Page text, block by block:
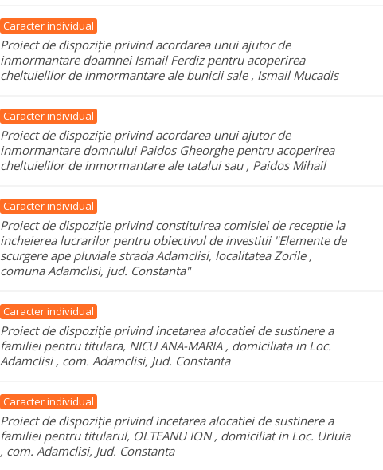
Caracter individual
Proiect de dispoziție privind acordarea unui ajutor de
inmormantare doamnei Ismail Ferdiz pentru acoperirea
cheltuielilor de inmormantare ale bunicii sale , Ismail Mucadis
Caracter individual
Proiect de dispoziție privind acordarea unui ajutor de
inmormantare domnului Paidos Gheorghe pentru acoperirea
cheltuielilor de inmormantare ale tatalui sau , Paidos Mihail
Caracter individual
Proiect de dispoziție privind constituirea comisiei de receptie la
incheierea lucrarilor pentru obiectivul de investitii "Elemente de
scurgere ape pluviale strada Adamclisi, localitatea Zorile ,
comuna Adamclisi, jud. Constanta"
Caracter individual
Proiect de dispoziție privind incetarea alocatiei de sustinere a
familiei pentru titulara, NICU ANA-MARIA , domiciliata in Loc.
Adamclisi , com. Adamclisi, Jud. Constanta
Caracter individual
Proiect de dispoziție privind incetarea alocatiei de sustinere a
familiei pentru titularul, OLTEANU ION , domiciliat in Loc. Urluia
, com. Adamclisi, Jud. Constanta